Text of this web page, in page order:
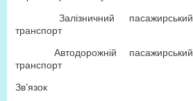
Залізничний пасажирський
транспорт
Автодорожній пасажирський
транспорт
Зв’язок